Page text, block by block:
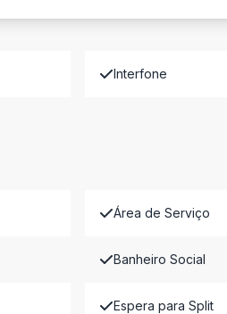
Interfone
Área de Serviço
Banheiro Social
Espera para Split